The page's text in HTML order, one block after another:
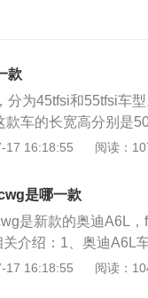
款
分为45tfsi和55tfsi车
款车的长宽高分别是
方面，搭载2.0升涡轮
为例，这款车的长宽
米。动力方面，搭载
动方式为四驱驱动
A72014款30FSI时尚
毫米，轴距为
17 16:18:55 阅读：
是哪一款
是新款的奥迪A6L
介绍：1、奥迪A6L
，A6L车身侧
17 16:18:55 阅读：